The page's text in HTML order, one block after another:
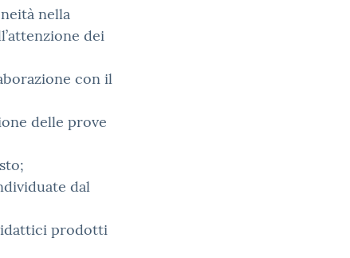
nella
dei
con il
delle prove
dal
prodotti